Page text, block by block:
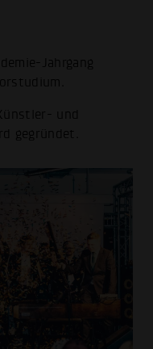
Jahrgang
und
gegründet.